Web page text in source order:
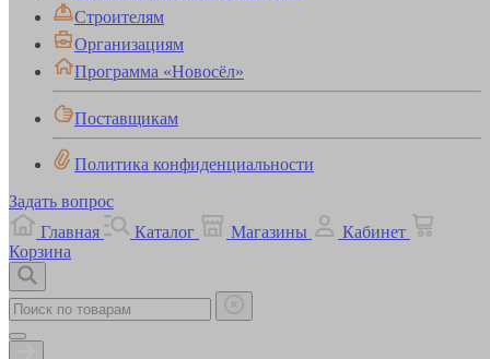
Строителям
Организациям
Программа «Новосёл»
Поставщикам
Политика конфиденциальности
Задать вопрос
Главная
Каталог Магазины
Кабинет
Корзина